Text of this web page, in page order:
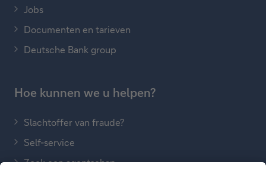
Jobs
Documenten en tarieven
Deutsche Bank group
Hoe kunnen we u helpen?
Slachtoffer van fraude?
Self-service
Zoek een agentschap